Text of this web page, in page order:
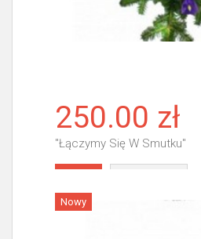
250.00 zł
"Łączymy Się W Smutku"
Nowy